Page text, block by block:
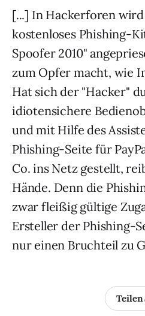
[...] In Hackerforen
kostenloses Phishing-
Spoofer 2010"
zum Opfer macht, wie
Hat sich der "Hacker"
idiotensichere
und mit Hilfe des
Phishing-Seite für
Co. ins Netz gestellt,
Hände. Denn die
zwar fleißig gültige
Ersteller der Phishing-
nur einen Bruchteil zu
Teilen